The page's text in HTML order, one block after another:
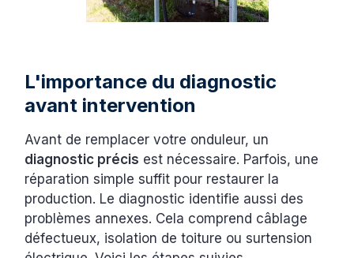
L'importance du diagnostic
avant intervention
Avant de remplacer votre onduleur, un
diagnostic précis est nécessaire. Parfois, une
réparation simple suffit pour restaurer la
production. Le diagnostic identifie aussi des
problèmes annexes. Cela comprend câblage
défectueux, isolation de toiture ou surtension